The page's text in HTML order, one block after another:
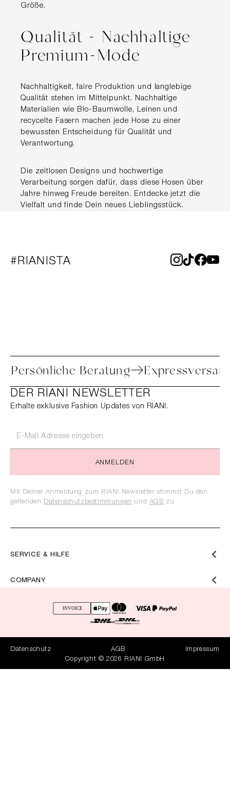
Größe.
Qualität - Nachhaltige
Premium-Mode
Nachhaltigkeit, faire Produktion und langlebige
Qualität stehen im Mittelpunkt. Nachhaltige
Materialien wie Bio-Baumwolle, Leinen und
recycelte Fasern machen jede Hose zu einer
bewussten Entscheidung für Qualität und
Verantwortung.
Die zeitlosen Designs und hochwertige
Verarbeitung sorgen dafür, dass diese Hosen über
Jahre hinweg Freude bereiten. Entdecke jetzt die
Vielfalt und finde Dein neues Lieblingsstück.
#RIANISTA
Persönliche Beratung
SERVICE & HILFE
COMPANY
DER RIANI NEWSLETTER
Erhalte exklusive Fashion Updates von RIANI.
ANMELDEN
Mit Deiner Anmeldung zum RIANI Newsletter stimmst Du den
geltenden Datenschutzbestimmungen und AGB zu.
Datenschutz AGB
Impressum
Copyright © 2026 RIANI GmbH